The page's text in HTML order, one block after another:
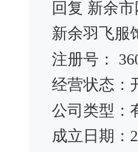
回复 新余市
新余羽飞服
注册号：
经营状态：
公司类型：
成立日期：